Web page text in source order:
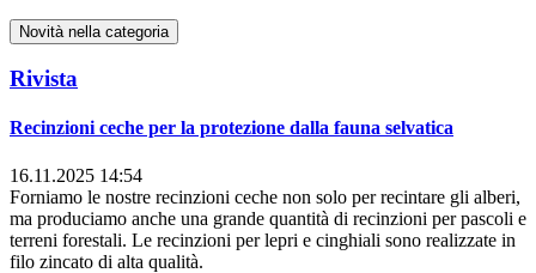
Novità nella categoria
Rivista
Recinzioni ceche per la protezione dalla fauna selvatica
16.11.2025 14:54
Forniamo le nostre recinzioni ceche non solo per recintare gli alberi,
ma produciamo anche una grande quantità di recinzioni per pascoli e
terreni forestali. Le recinzioni per lepri e cinghiali sono realizzate in
filo zincato di alta qualità.